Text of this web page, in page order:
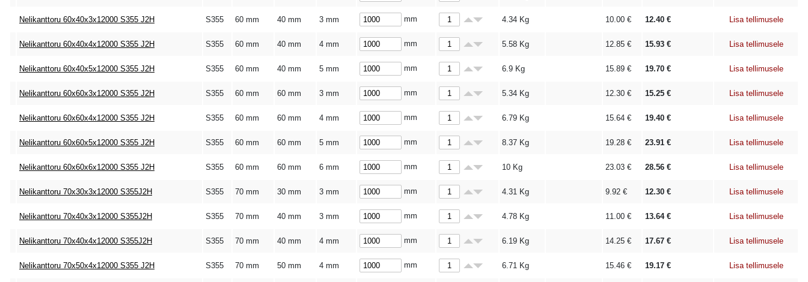
Nelikanttoru 60x40x3x12000 S355 J2H S355 60 mm 40 mm 3 mm mm 4.34 Kg 10.00 € 12.40 € Lisa tellimusele
Nelikanttoru 60x40x4x12000 S355 J2H S355 60 mm 40 mm 4 mm mm 5.58 Kg 12.85 € 15.93 € Lisa tellimusele
Nelikanttoru 60x40x5x12000 S355 J2H S355 60 mm 40 mm 5 mm mm 6.9 Kg 15.89 € 19.70 € Lisa tellimusele
Nelikanttoru 60x60x3x12000 S355 J2H S355 60 mm 60 mm 3 mm mm 5.34 Kg 12.30 € 15.25 € Lisa tellimusele
Nelikanttoru 60x60x4x12000 S355 J2H S355 60 mm 60 mm 4 mm mm 6.79 Kg 15.64 € 19.40 € Lisa tellimusele
Nelikanttoru 60x60x5x12000 S355 J2H S355 60 mm 60 mm 5 mm mm 8.37 Kg 19.28 € 23.91 € Lisa tellimusele
Nelikanttoru 60x60x6x12000 S355 J2H S355 60 mm 60 mm 6 mm mm 10 Kg 23.03 € 28.56 € Lisa tellimusele
Nelikanttoru 70x30x3x12000 S355J2H S355 70 mm 30 mm 3 mm mm 4.31 Kg 9.92 € 12.30 € Lisa tellimusele
Nelikanttoru 70x40x3x12000 S355J2H S355 70 mm 40 mm 3 mm mm 4.78 Kg 11.00 € 13.64€ Lisa tellimusele
Nelikanttoru 70x40x4x12000 S355J2H S355 70 mm 40 mm 4 mm mm 6.19 Kg 14.25 € 17.67 € Lisa tellimusele
Nelikanttoru 70x50x4x12000 S355 J2H S355 70 mm 50 mm 4 mm mm 6.71 Kg 15.46 € 19.17 € Lisa tellimusele